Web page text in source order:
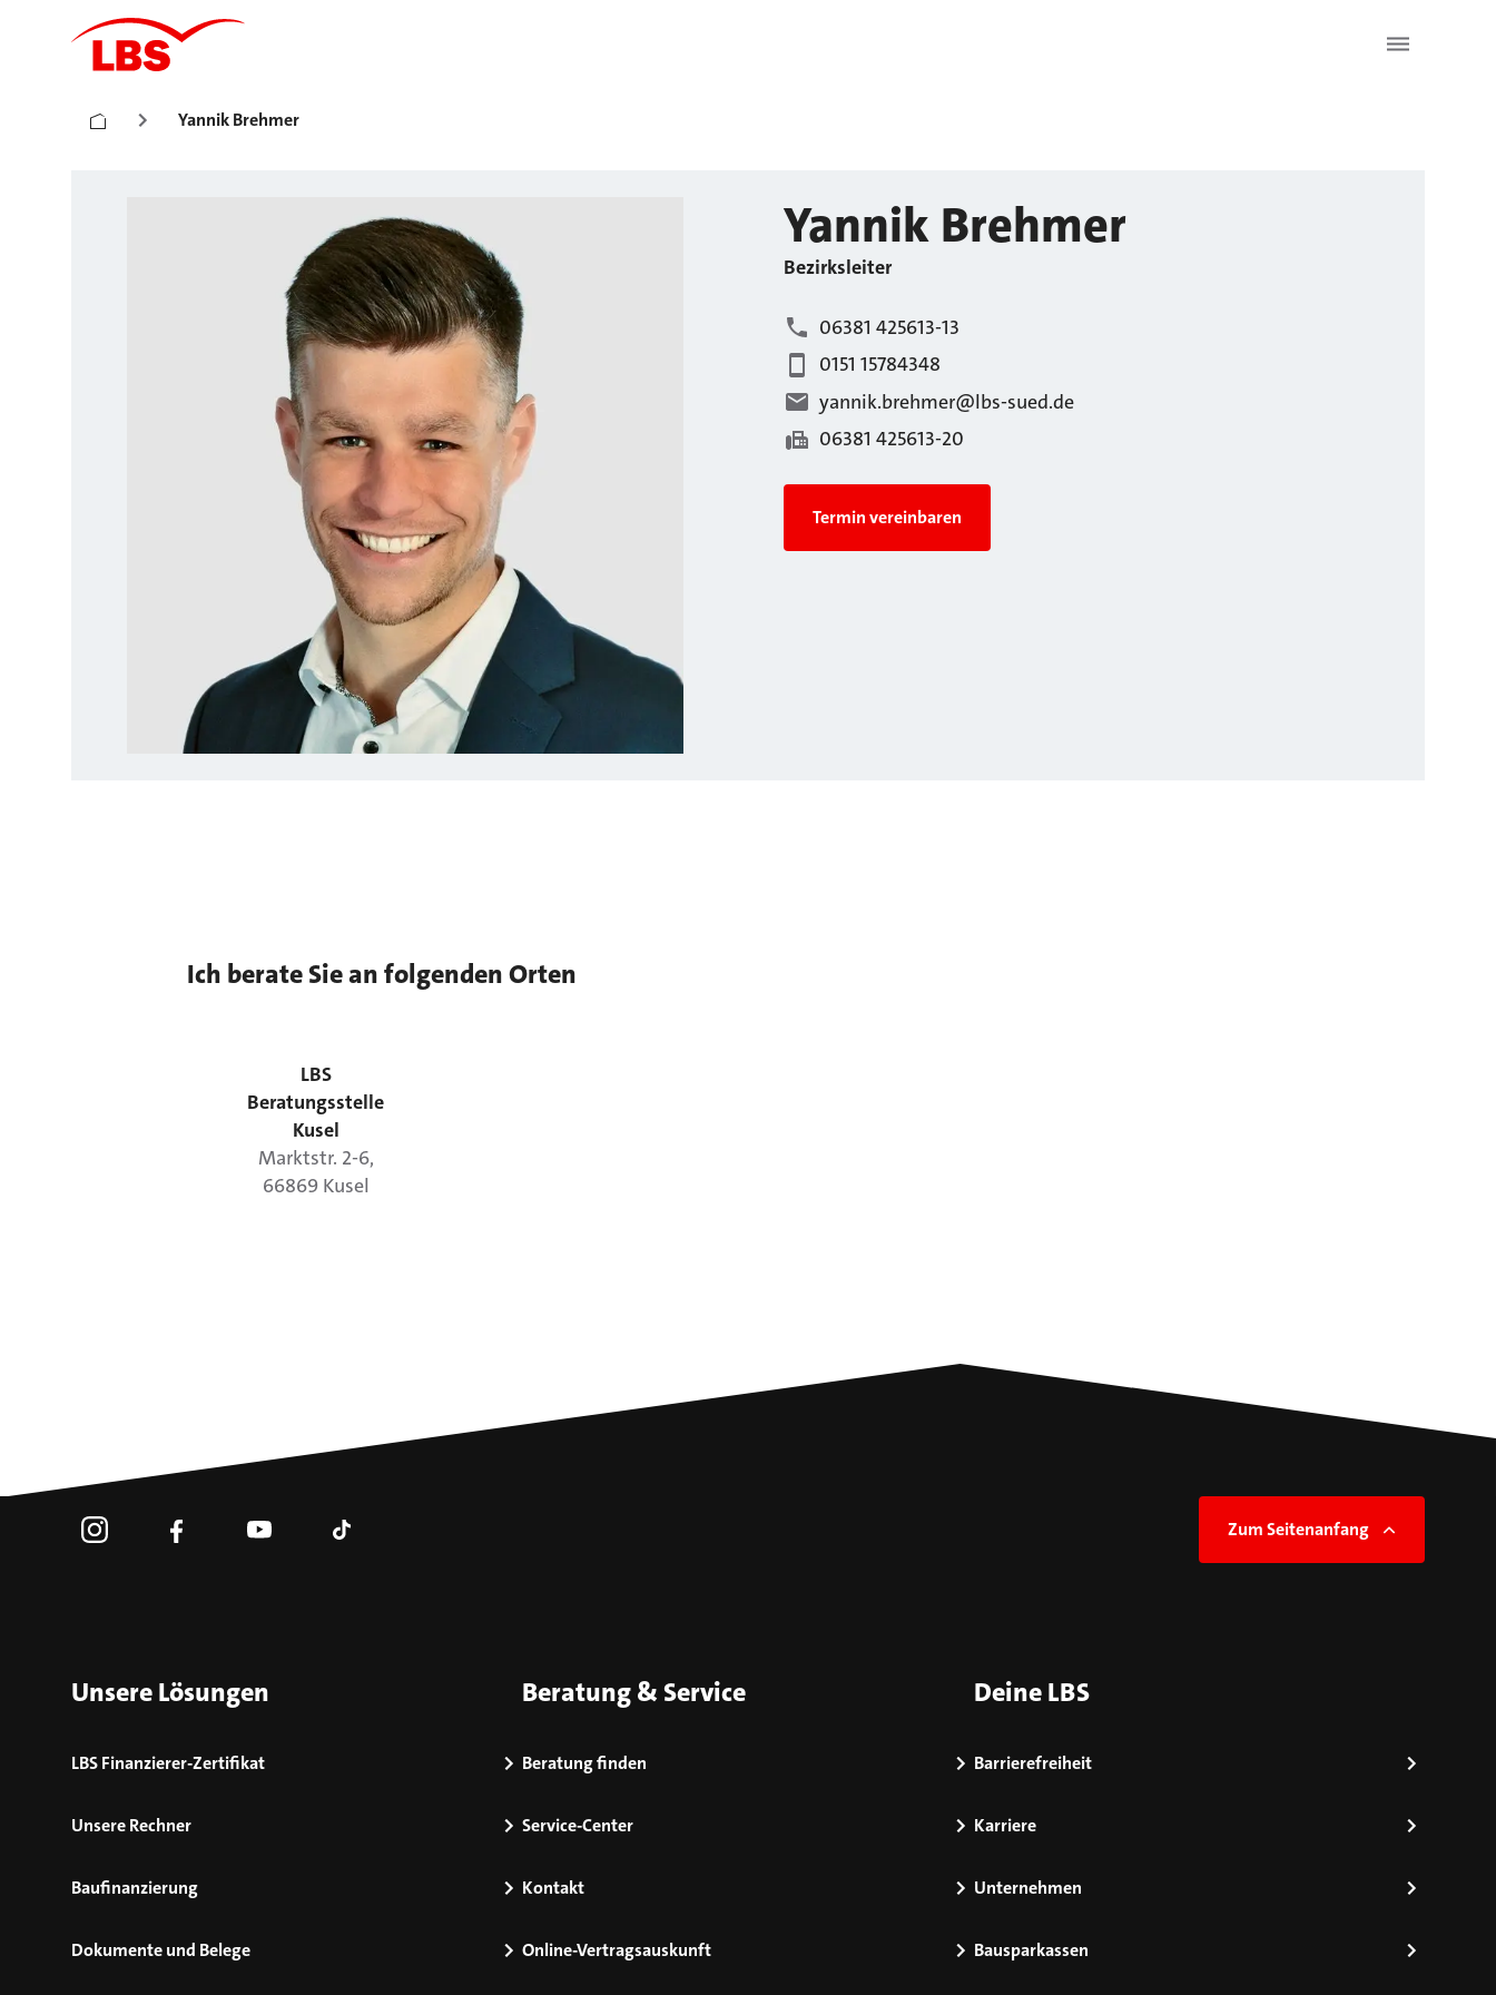
Yannik Brehmer
Yannik Brehmer
Bezirksleiter
06381 425613-13
0151 15784348
yannik.brehmer@lbs-sued.de
06381 425613-20
Termin vereinbaren
Ich berate Sie an folgenden Orten
LBS
Beratungsstelle
Kusel
Marktstr. 2-6,
66869 Kusel
Zum Seitenanfang
Unsere Lösungen
LBS Finanzierer-Zertifikat
Unsere Rechner
Baufinanzierung
Dokumente und Belege
Beratung & Service
Beratung finden
Service-Center
Kontakt
Online-Vertragsauskunft
Deine LBS
Barrierefreiheit
Karriere
Unternehmen
Bausparkassen